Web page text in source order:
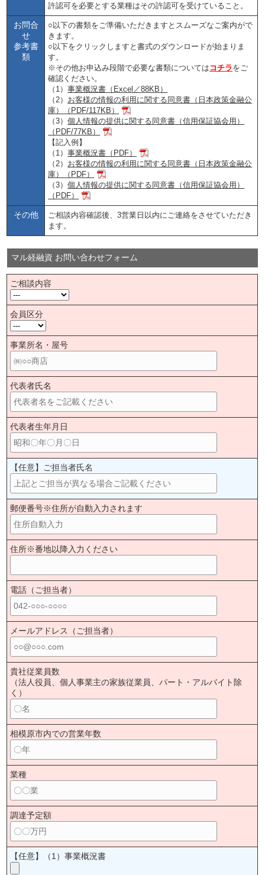
許認可を必要とする業種はその許認可を受けていること。
お問合
せ
参考書
類
○以下の書類をご準備いただきますとスムーズなご案内がで
きます。
○以下をクリックしますと書式のダウンロードが始まりま
す。
※その他お申込み段階で必要な書類については コチラをご
確認ください。
（1）事業概況書（Excel／88KB）
（2） お客様の情報の利用に関する同意書（日本政策金融公
庫）（PDF/117KB）
（3）個人情報の提供に関する同意書（信用保証協会用）
（PDF/77KB）
【記入例】
（1）事業概況書（PDF）
（2） お客様の情報の利用に関する同意書（日本政策金融公
庫）（PDF）
（3）個人情報の提供に関する同意書（信用保証協会用）
（PDF）
その他
ご相談内容確認後、3営業日以内にご連絡をさせていただき
ます。
マル経融資 お問い合わせフォーム
ご相談内容
会員区分
事業所名・屋号
代表者氏名
代表者生年月日
【任意】ご担当者氏名
郵便番号※住所が自動入力されます
住所※番地以降入力ください
電話（ご担当者）
メールアドレス（ご担当者）
貴社従業員数
（法人役員、個人事業主の家族従業員、パート・アルバイト除
く）
相模原市内での営業年数
業種
調達予定額
【任意】（1）事業概況書